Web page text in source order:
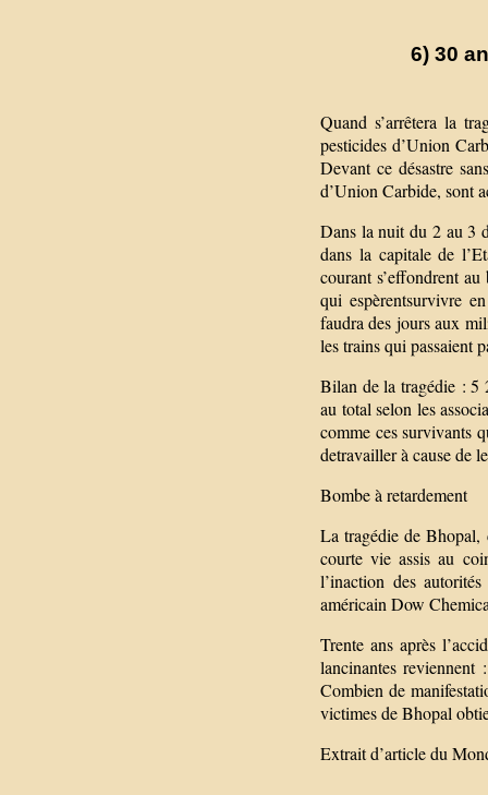
6) 30
Quand s’arrêtera la
pesticides d’Union
Devant ce désastre
d’Union Carbide, sont
Dans la nuit du 2 au 3
dans la capitale de
courant s’effondrent
qui espèrentsurvivre
faudra des jours aux
les trains qui passaient
Bilan de la tragédie : 5
au total selon les
comme ces survivants
detravailler à cause de
Bombe à retardement
La tragédie de Bhopal,
courte vie assis au
l’inaction des
américain Dow
Trente ans après
lancinantes
Combien de
victimes de Bhopal
Extrait d’article du